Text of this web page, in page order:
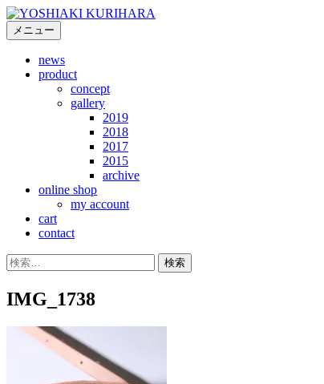
コ
ンメニュー
news
product
concept
gallery
2019
2018
2017
2015
archive
online shop
my account
cart
contact
検
IMG_1738